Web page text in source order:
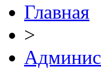
Главная
>